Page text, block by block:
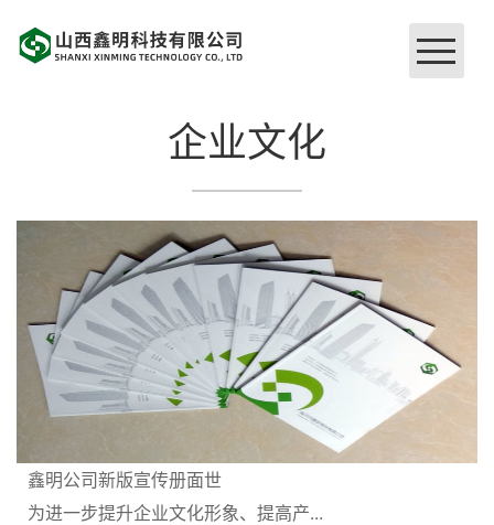
硬件设施
品牌工程
荣誉证书
企业文化
鑫明公司新版宣传册面世
为进一步提升企业文化形象、提高产...